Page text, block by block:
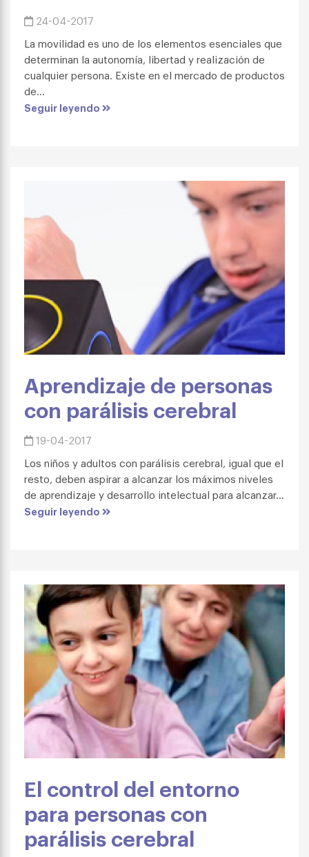
24-04-2017
La movilidad es uno de los elementos esenciales que
determinan la autonomía, libertad y realización de
cualquier persona. Existe en el mercado de productos
de...
Seguir leyendo
Aprendizaje de personas
con parálisis cerebral
19-04-2017
Los niños y adultos con parálisis cerebral, igual que el
resto, deben aspirar a alcanzar los máximos niveles
de aprendizaje y desarrollo intelectual para alcanzar...
Seguir leyendo
El control del entorno
para personas con
parálisis cerebral